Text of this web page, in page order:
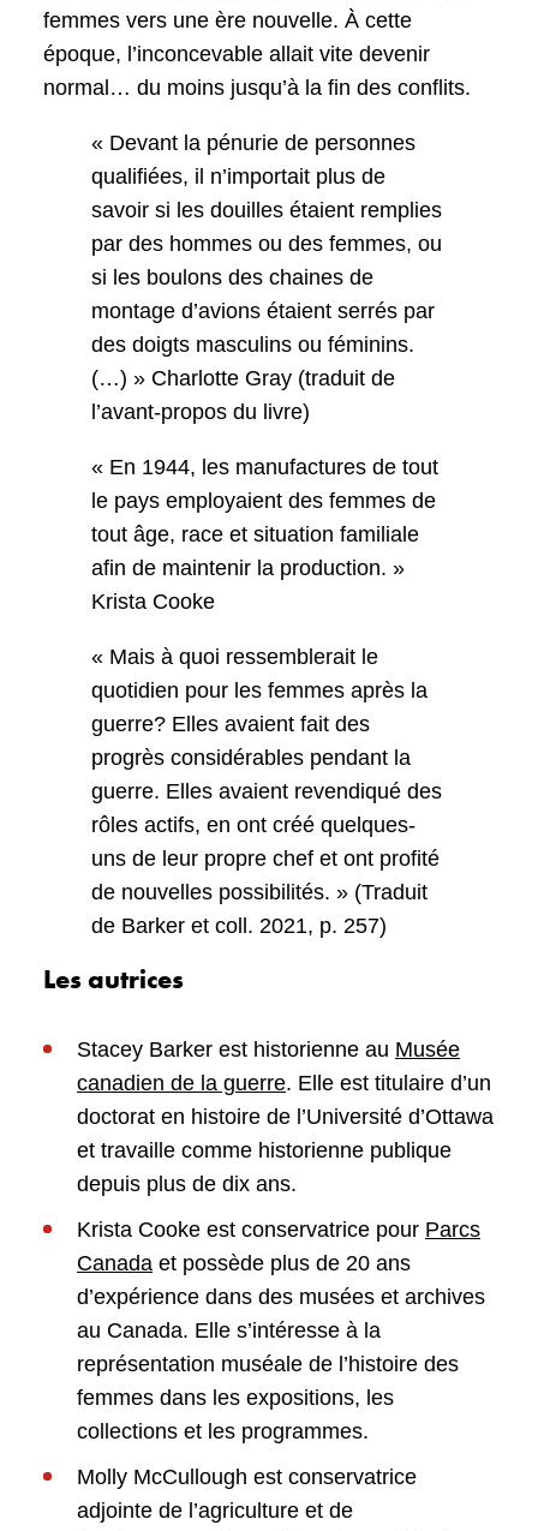
femmes vers une ère nouvelle. À cette
époque, l’inconcevable allait vite devenir
normal… du moins jusqu’à la fin des conflits.
« Devant la pénurie de personnes
qualifiées, il n’importait plus de
savoir si les douilles étaient remplies
par des hommes ou des femmes, ou
si les boulons des chaines de
montage d’avions étaient serrés par
des doigts masculins ou féminins.
(…) » Charlotte Gray (traduit de
l’avant-propos du livre)
« En 1944, les manufactures de tout
le pays employaient des femmes de
tout âge, race et situation familiale
afin de maintenir la production. »
Krista Cooke
« Mais à quoi ressemblerait le
quotidien pour les femmes après la
guerre? Elles avaient fait des
progrès considérables pendant la
guerre. Elles avaient revendiqué des
rôles actifs, en ont créé quelques-
uns de leur propre chef et ont profité
de nouvelles possibilités. » (Traduit
de Barker et coll. 2021, p. 257)
Les autrices
Stacey Barker est historienne au Musée
canadien de la guerre. Elle est titulaire d’un
doctorat en histoire de l’Université d’Ottawa
et travaille comme historienne publique
depuis plus de dix ans.
Krista Cooke est conservatrice pour Parcs
Canada et possède plus de 20 ans
d’expérience dans des musées et archives
au Canada. Elle s’intéresse à la
représentation muséale de l’histoire des
femmes dans les expositions, les
collections et les programmes.
Molly McCullough est conservatrice
adjointe de l’agriculture et de